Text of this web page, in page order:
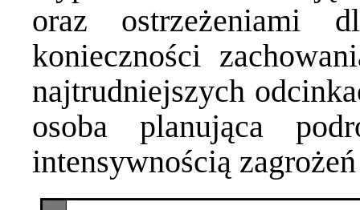
oraz ostrzeżeniami
konieczności
najtrudniejszych
osoba planująca
intensywnością